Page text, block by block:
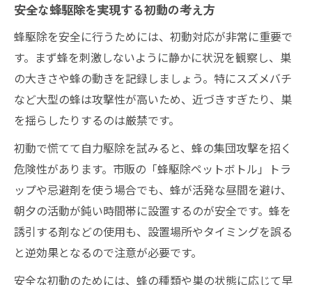
安全な蜂駆除を実現する初動の考え方
蜂駆除を安全に行うためには、初動対応が非常に重要で
す。まず蜂を刺激しないように静かに状況を観察し、巣
の大きさや蜂の動きを記録しましょう。特にスズメバチ
など大型の蜂は攻撃性が高いため、近づきすぎたり、巣
を揺らしたりするのは厳禁です。
初動で慌てて自力駆除を試みると、蜂の集団攻撃を招く
危険性があります。市販の「蜂駆除ペットボトル」トラ
ップや忌避剤を使う場合でも、蜂が活発な昼間を避け、
朝夕の活動が鈍い時間帯に設置するのが安全です。蜂を
誘引する剤などの使用も、設置場所やタイミングを誤る
と逆効果となるので注意が必要です。
安全な初動のためには、蜂の種類や巣の状態に応じて早